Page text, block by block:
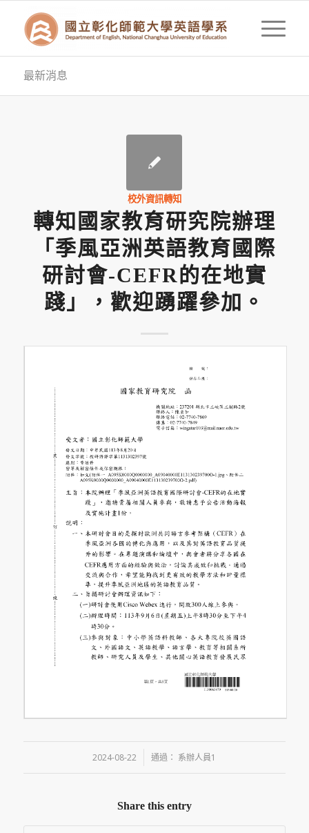
最新消息
校外資訊轉知
轉知國家教育研究院辦理
「季風亞洲英語教育國際
研討會-CEFR的在地實
踐」，歡迎踴躍參加。
2024-08-22
/ 通過： 系辦人員1
Share this entry